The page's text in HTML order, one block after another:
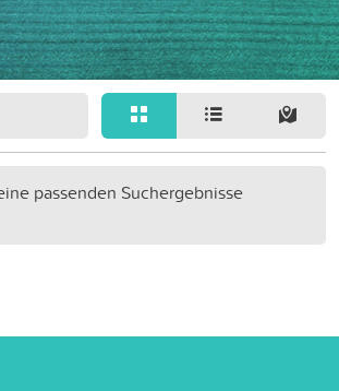
passenden Suchergebnisse